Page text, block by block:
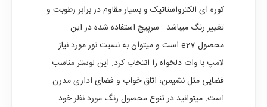
کوره ای الکترواستاتیک و بسیار مقاوم در برابر رطوبت و
تغییر رنگ میباشد . سرپیچ استفاده شده در این
محصول e27 است و میتوان به نسبت نور مورد نیاز
لامپ با وات دلخواه را انتخاب کرد. این لوستر مناسب
فضایی مثل نشیمن، اتاق خواب و فضای اداری مدرن
است. میتوانید در تنوع محصول رنگ مورد نظر خود